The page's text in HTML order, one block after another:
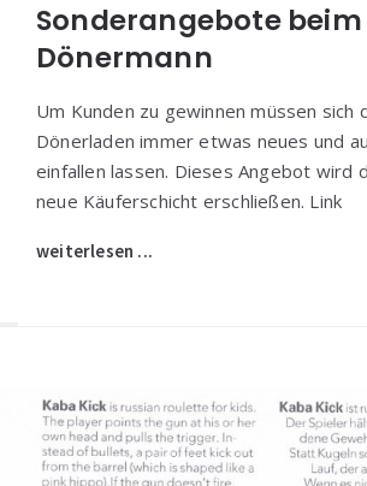
Sonderangebote beim
Dönermann
Um Kunden zu gewinnen müssen sich
Dönerladen immer etwas neues und
einfallen lassen. Dieses Angebot wird
neue Käuferschicht erschließen. Link
weiterlesen ...